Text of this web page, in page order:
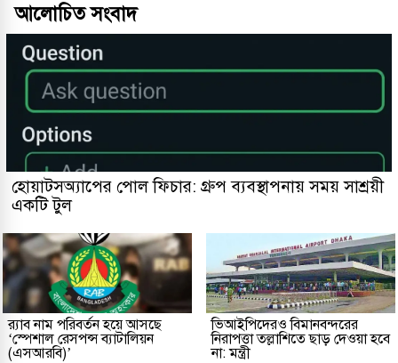
আলোচিত সংবাদ
হোয়াটসঅ্যাপের পোল ফিচার: গ্রুপ ব্যবস্থাপনায় সময় সাশ্রয়ী
একটি টুল
র‌্যাব নাম পরিবর্তন হয়ে আসছে
‘স্পেশাল রেসপন্স ব্যাটালিয়ন
(এসআরবি)’
ভিআইপিদেরও বিমানবন্দরের
নিরাপত্তা তল্লাশিতে ছাড় দেওয়া হবে
না: মন্ত্রী